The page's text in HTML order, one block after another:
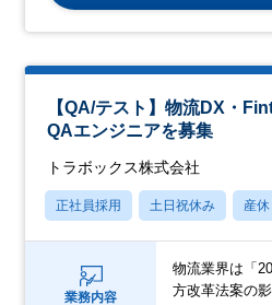
【QA/テスト】物流DX・
QAエンジニアを募集
トラボックス株式会社
正社員採用 土日祝休み 産
業務内容
物流業界は「
方改革法案の